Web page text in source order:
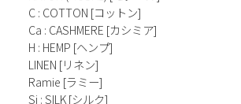
C : COTTON [コットン]
Ca : CASHMERE [カシミア]
H : HEMP [ヘンプ]
LINEN [リネン]
Ramie [ラミー]
Si : SILK [シルク]